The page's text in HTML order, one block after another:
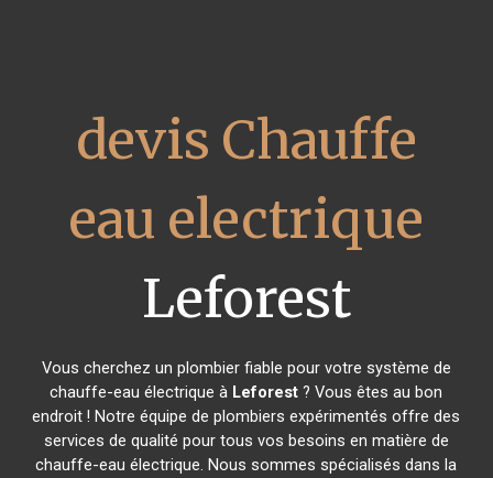
devis Chauffe
eau electrique
Leforest
Vous cherchez un plombier fiable pour votre système de
chauffe-eau électrique à Leforest ? Vous êtes au bon
endroit ! Notre équipe de plombiers expérimentés offre des
services de qualité pour tous vos besoins en matière de
chauffe-eau électrique. Nous sommes spécialisés dans la